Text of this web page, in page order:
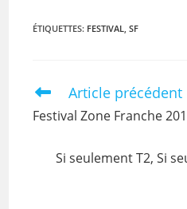
ÉTIQUETTES: FESTIVAL, SF
Article précédent
Festival Zone Franche
Si seulement T2, Si